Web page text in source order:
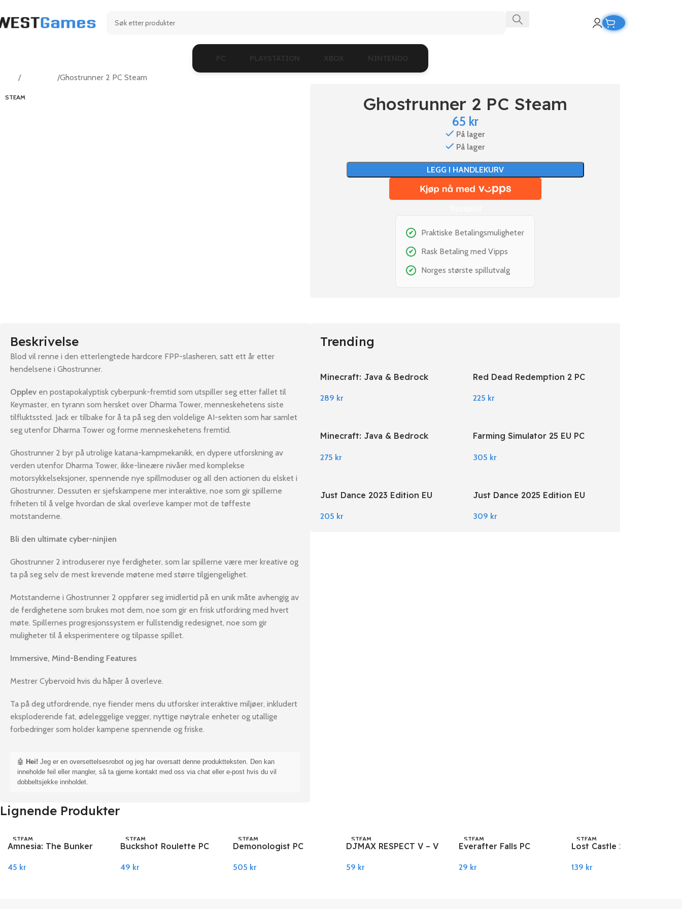
PC PLAYSTATION XBOX NINTENDO
Simulation Ghostrunner 2 PC Steam
STEAM Ghostrunner 2 PC Steam
65 kr
På lager
På lager
LEGG I HANDLEKURV
✔ Praktiske Betalingsmuligheter
✔ Rask Betaling med Vipps
✔ Norges største spillutvalg
Beskrivelse
Blod vil renne i den etterlengtede hardcore FPP-slasheren, satt ett år etter
hendelsene i Ghostrunner.
Opplev en postapokalyptisk cyberpunk-fremtid som utspiller seg etter fallet til
Keymaster, en tyrann som hersket over Dharma Tower, menneskehetens siste
tilfluktssted. Jack er tilbake for å ta på seg den voldelige AI-sekten som har samlet
seg utenfor Dharma Tower og forme menneskehetens fremtid.
Ghostrunner 2 byr på utrolige katana-kampmekanikk, en dypere utforskning av
verden utenfor Dharma Tower, ikke-lineære nivåer med komplekse
motorsykkelseksjoner, spennende nye spillmoduser og all den actionen du elsket i
Ghostrunner. Dessuten er sjefskampene mer interaktive, noe som gir spillerne
friheten til å velge hvordan de skal overleve kamper mot de tøffeste
motstanderne.
Bli den ultimate cyber-ninjien
Ghostrunner 2 introduserer nye ferdigheter, som lar spillerne være mer kreative og
ta på seg selv de mest krevende møtene med større tilgjengelighet.
Motstanderne i Ghostrunner 2 oppfører seg imidlertid på en unik måte avhengig av
de ferdighetene som brukes mot dem, noe som gir en frisk utfordring med hvert
møte. Spillernes progresjonssystem er fullstendig redesignet, noe som gir
muligheter til å eksperimentere og tilpasse spillet.
Immersive, Mind-Bending Features
Mestrer Cybervoid hvis du håper å overleve.
Ta på deg utfordrende, nye fiender mens du utforsker interaktive miljøer, inkludert
eksploderende fat, ødeleggelige vegger, nyttige nøytrale enheter og utallige
forbedringer som holder kampene spennende og friske.
🤖 Hei! Jeg er en oversettelsesrobot og jeg har oversatt denne produktteksten. Den kan
inneholde feil eller mangler, så ta gjerne kontakt med oss via chat eller e-post hvis du vil
dobbeltsjekke innholdet.
Trending
Minecraft: Java & Bedrock
289 kr
Red Dead Redemption 2 PC
225 kr
Minecraft: Java & Bedrock
275 kr
Farming Simulator 25 EU PC
305 kr
Just Dance 2023 Edition EU
205 kr
Just Dance 2025 Edition EU
309 kr
Lignende Produkter
STEAM
Amnesia: The Bunker
45 kr
STEAM
Buckshot Roulette PC
49 kr
STEAM
Demonologist PC
505 kr
STEAM
DJMAX RESPECT V – V
DLC PC Steam
59 kr
STEAM
Everafter Falls PC
29 kr
STEAM
Lost Castle 2 PC Steam
139 kr